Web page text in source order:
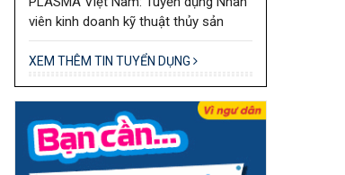
viên kinh doanh kỹ thuật thủy sản
XEM THÊM TIN TUYỂN DỤNG